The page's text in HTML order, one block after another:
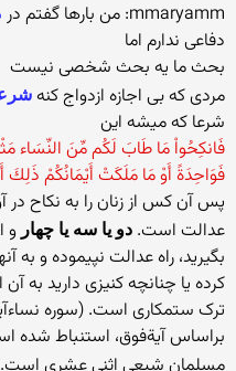
mmaryamm: من بارها گفتم در
دفاعی ندارم اما
بحث ما یه بحث شخصی نیست
مردی که بی اجازه ازدواج کنه
شرعا که میشه این
فَانكِحُواْ مَا طَابَ لَكُم مِّنَ النِّسَاء
فَوَاحِدَةً أَوْ مَا مَلَكَتْ أَيْمَانُكُمْ ذَلِكَ
پس آن کس از زنان را به نکاح در
عدالت است. دو یا سه یا چهار و
بگیرید، راه عدالت نپیموده و به
کرده یا چنانچه کنیزی دارید به
ترک ستمکاری است. (سوره
براساس آیة‌فوق، استنباط